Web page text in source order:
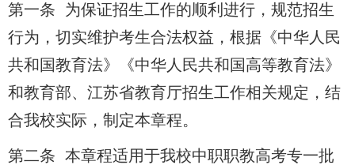
第一条 为保证招生工作的顺利进行，规范招生
行为，切实维护考生合法权益，根据《中华人民
共和国教育法》《中华人民共和国高等教育法》
和教育部、江苏省教育厅招生工作相关规定，结
合我校实际，制定本章程。
第二条 本章程适用于我校中职职教高考专一批